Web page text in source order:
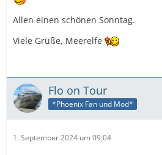
Allen einen schönen Sonntag.
Viele Grüße, Meerelfe
Flo on Tour
*Phoenix Fan und Mod*
1. September 2024 um 09:04